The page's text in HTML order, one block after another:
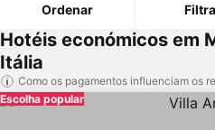
Ordenar
Hotéis económicos em
Itália
Como os pagamentos influenciam os
Escolha popular